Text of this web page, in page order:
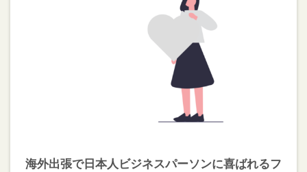
海外出張で日本人ビジネスパーソンに喜ばれるフ